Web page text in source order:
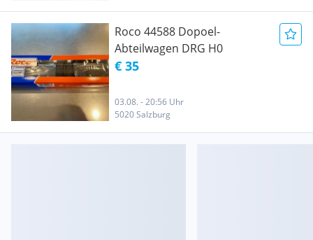
Roco 44588 Dopoel-
Abteilwagen DRG H0
€ 35
03.08. - 20:56 Uhr
5020 Salzburg